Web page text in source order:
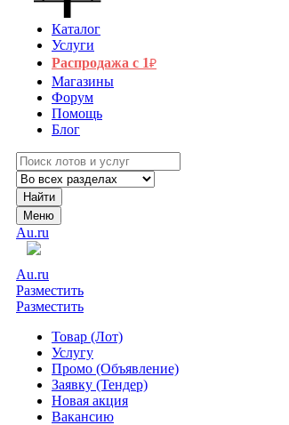
Каталог
Услуги
Распродажа с 1₽
Магазины
Форум
Помощь
Блог
Найти
Меню
Au.ru
Au.ru
Разместить
Разместить
Товар (Лот)
Услугу
Промо (Объявление)
Заявку (Тендер)
Новая акция
Вакансию